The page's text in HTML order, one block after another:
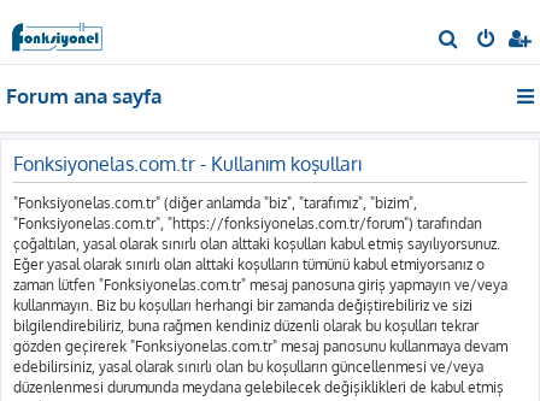
r
Forum ana sayfa
Fonksiyonelas.com.tr - Kullanım koşulları
"Fonksiyonelas.com.tr" (diğer anlamda "biz", "tarafımız", "bizim",
"Fonksiyonelas.com.tr", "https://fonksiyonelas.com.tr/forum") tarafından
çoğaltılan, yasal olarak sınırlı olan alttaki koşulları kabul etmiş sayılıyorsunuz.
Eğer yasal olarak sınırlı olan alttaki koşulların tümünü kabul etmiyorsanız o
zaman lütfen "Fonksiyonelas.com.tr" mesaj panosuna giriş yapmayın ve/veya
kullanmayın. Biz bu koşulları herhangi bir zamanda değiştirebiliriz ve sizi
bilgilendirebiliriz, buna rağmen kendiniz düzenli olarak bu koşulları tekrar
gözden geçirerek "Fonksiyonelas.com.tr" mesaj panosunu kullanmaya devam
edebilirsiniz, yasal olarak sınırlı olan bu koşulların güncellenmesi ve/veya
düzenlenmesi durumunda meydana gelebilecek değişiklikleri de kabul etmiş